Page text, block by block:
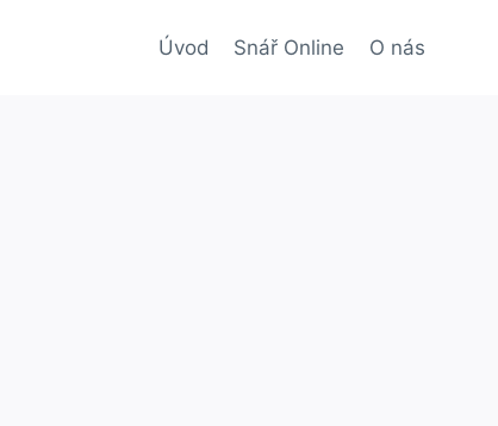
Úvod Snář Online O nás